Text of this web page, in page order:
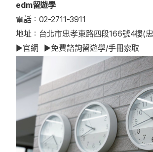
edm留遊學
電話：02-2711-3911
地址：台北市忠孝東路四段166號4樓(
▶官網 ▶免費諮詢留遊學/手冊索取